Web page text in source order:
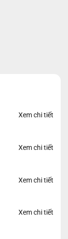
Xem chi tiết
Xem chi tiết
Xem chi tiết
Xem chi tiết